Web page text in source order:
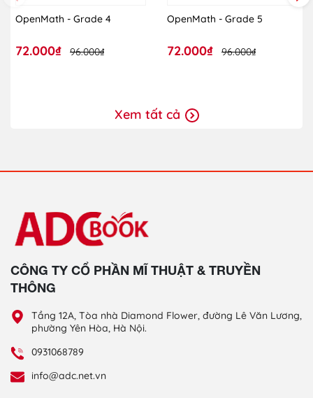
OpenMath - Grade 4
72.000₫ 96.000₫
OpenMath - Grade 5
72.000₫ 96.000₫
Xem tất cả
CÔNG TY CỔ PHẦN MĨ THUẬT & TRUYỀN
THÔNG
Tầng 12A, Tòa nhà Diamond Flower, đường Lê Văn Lương,
phường Yên Hòa, Hà Nội.
0931068789
info@adc.net.vn